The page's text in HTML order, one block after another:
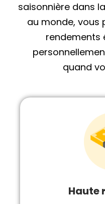
saisonnière dans
au monde, vous
rendements
quand
Haute